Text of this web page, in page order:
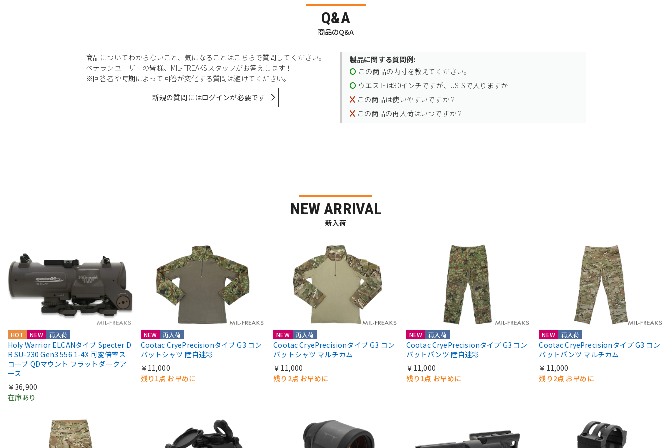
Q&A
商品のQ&A
商品についてわからないこと、気になることはこちらで質問してください。
ベテランユーザーの皆様、MIL-FREAKSスタッフがお答えします！
※回答者や時期によって回答が変化する質問は避けてください。
新規の質問にはログインが必要です
製品に関する質問例:
この商品の内寸を教えてください。
ウエストは30インチですが、US-Sで入りますか
この商品は使いやすいですか？
この商品の再入荷はいつですか？
NEW ARRIVAL
新入荷
HOT NEW 再入荷
Holy Warrior ELCANタイプ Specter D
R SU-230 Gen3 556 1-4X 可変倍率ス
コープ QDマウント フラットダークア
ース
￥36,900
在庫あり
NEW 再入荷
Cootac CryePrecisionタイプ G3 コン
バットシャツ 陸自迷彩
￥11,000
残り1点 お早めに
NEW 再入荷
Cootac CryePrecisionタイプ G3 コン
バットシャツ マルチカム
￥11,000
残り2点 お早めに
NEW 再入荷
Cootac CryePrecisionタイプ G3 コン
バットパンツ 陸自迷彩
￥11,000
残り1点 お早めに
NEW 再入荷
Cootac CryePrecisionタイプ G3 コン
バットパンツ マルチカム
￥11,000
残り2点 お早めに